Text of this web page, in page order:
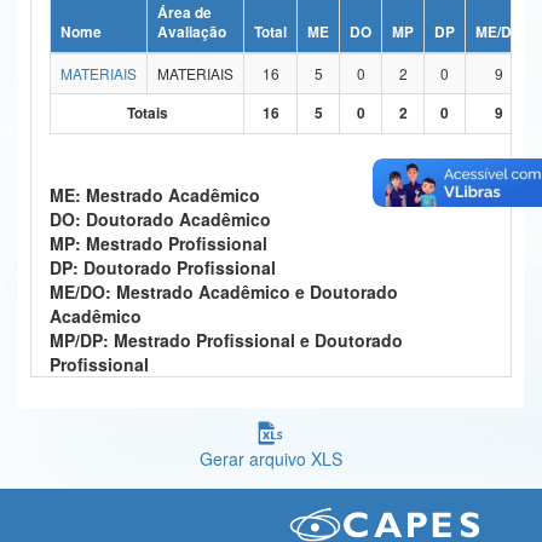
Ministério da Ciência, Tecnologia, Inovações e Comunicações
Ministério do Meio Ambiente
Controladoria-Geral da União
Ministério da Mulher, da Família e dos Direitos Humanos
Secretaria-Geral
Secretaria de Governo
Nome
Área de
Avaliação
Total ME DO MP DP
ME/DO
MATERIAIS
MATERIAIS 16 5 0 2 0
9
Totais
16 5 0 2 0 9
ME: Mestrado Acadêmico
DO: Doutorado Acadêmico
MP: Mestrado Profissional
DP: Doutorado Profissional
ME/DO: Mestrado Acadêmico e Doutorado
Acadêmico
MP/DP: Mestrado Profissional e Doutorado
Profissional
Gerar arquivo XLS